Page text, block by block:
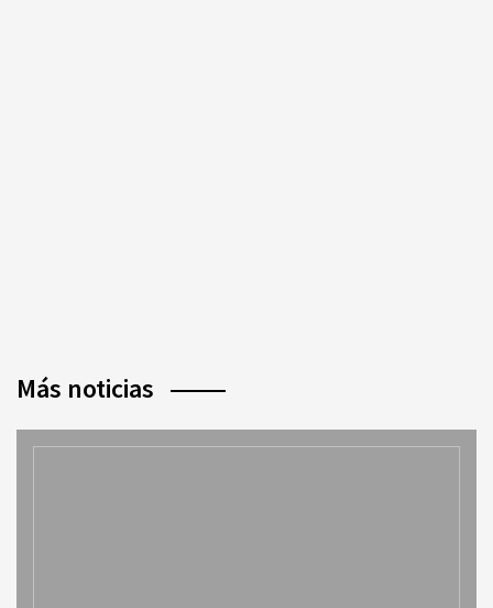
Más noticias